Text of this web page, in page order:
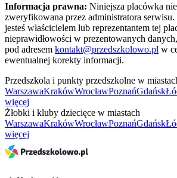
Informacja prawna: Niniejsza placówka nie
zweryfikowana przez administratora
jesteś właścicielem lub reprezentantem tej
nieprawidłowości w prezentowanych
pod adresem kontakt@przedszkolowo.pl w
ewentualnej korekty informacji.
Przedszkola i punkty przedszkolne w
WarszawaKrakówWrocławPoznańGdańsk
więcej
Żłobki i kluby dziecięce w miastach
WarszawaKrakówWrocławPoznańGdańsk
więcej